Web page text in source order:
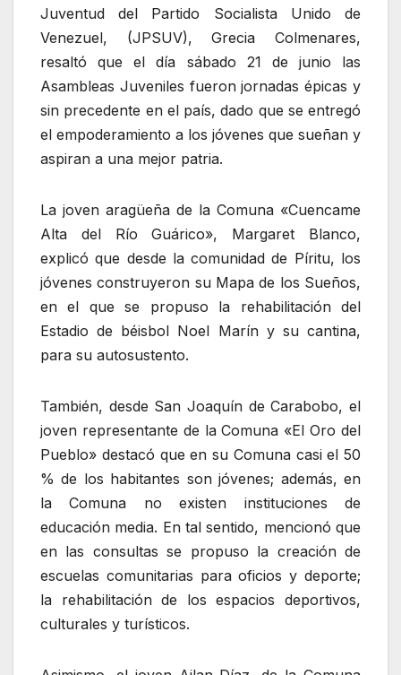
Juventud del Partido Socialista Unido de
Venezuel, (JPSUV), Grecia Colmenares,
resaltó que el día sábado 21 de junio las
Asambleas Juveniles fueron jornadas épicas y
sin precedente en el país, dado que se entregó
el empoderamiento a los jóvenes que sueñan y
aspiran a una mejor patria.
La joven aragüeña de la Comuna «Cuencame
Alta del Río Guárico», Margaret Blanco,
explicó que desde la comunidad de Píritu, los
jóvenes construyeron su Mapa de los Sueños,
en el que se propuso la rehabilitación del
Estadio de béisbol Noel Marín y su cantina,
para su autosustento.
También, desde San Joaquín de Carabobo, el
joven representante de la Comuna «El Oro del
Pueblo» destacó que en su Comuna casi el 50
% de los habitantes son jóvenes; además, en
la Comuna no existen instituciones de
educación media. En tal sentido, mencionó que
en las consultas se propuso la creación de
escuelas comunitarias para oficios y deporte;
la rehabilitación de los espacios deportivos,
culturales y turísticos.